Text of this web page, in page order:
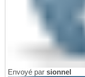
Envoyé par sionnel